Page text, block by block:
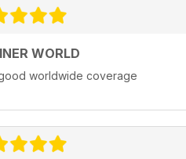
WORLD
worldwide coverage